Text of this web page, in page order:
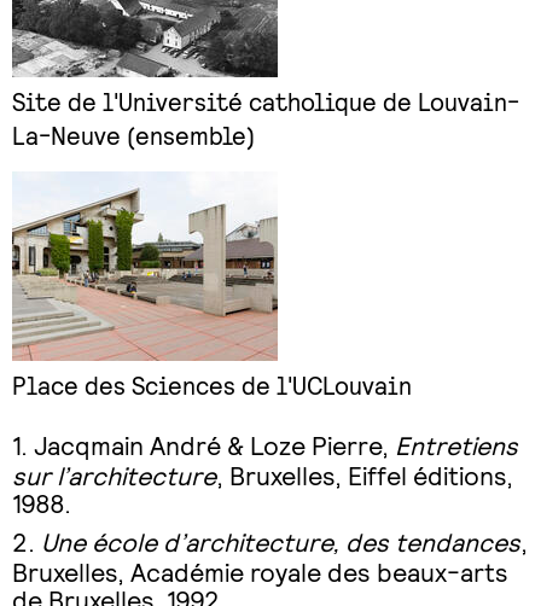
Site de l'Université catholique de Louvain-
La-Neuve (ensemble)
Place des Sciences de l'UCLouvain
Jacqmain André & Loze Pierre, Entretiens
sur l’architecture, Bruxelles, Eiffel éditions,
1988.
Une école d’architecture, des tendances,
Bruxelles, Académie royale des beaux-arts